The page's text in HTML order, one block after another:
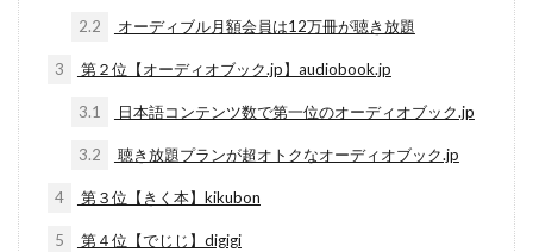
2.2 オーディブル月額会員は12万冊が聴き放題
3 第２位【オーディオブック.jp】audiobook.jp
3.1 日本語コンテンツ数で第一位のオーディオブック.jp
3.2 聴き放題プランが超オトクなオーディオブック.jp
4 第３位【きく本】kikubon
5 第４位【でじじ】digigi